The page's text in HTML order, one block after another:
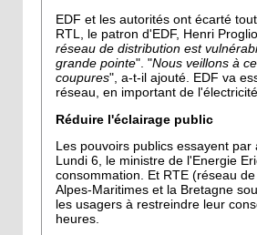
EDF et les autorités ont écarté
RTL, le patron d'EDF, Henri
réseau de distribution est
grande pointe". "Nous veillons à
coupures", a-t-il ajouté. EDF va
réseau, en important de
Réduire l'éclairage public
Les pouvoirs publics essayent
Lundi 6, le ministre de l'Energie
consommation. Et RTE (réseau
Alpes-Maritimes et la Bretagne
les usagers à restreindre leur
heures.